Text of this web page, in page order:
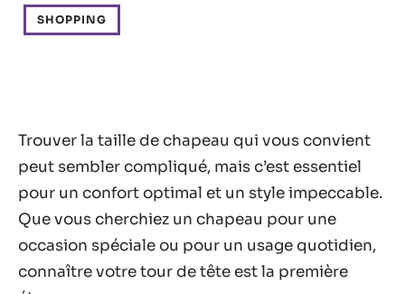
SHOPPING
Trouver la taille de chapeau qui vous convient
peut sembler compliqué, mais c’est essentiel
pour un confort optimal et un style impeccable.
Que vous cherchiez un chapeau pour une
occasion spéciale ou pour un usage quotidien,
connaître votre tour de tête est la première